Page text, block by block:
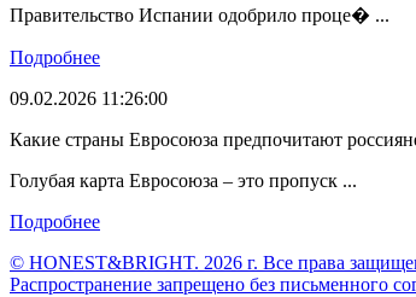
Правительство Испании одобрило проце� ...
Подробнее
09.02.2026 11:26:00
Какие страны Евросоюза предпочитают
Голубая карта Евросоюза – это пропуск ...
Подробнее
© HONEST&BRIGHT. 2026 г. Все права
Распространение запрещено без письменного